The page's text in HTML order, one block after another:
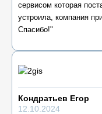
сервисом которая
устроила, компания
Спасибо!"
Кондратьев Егор
12.10.2024